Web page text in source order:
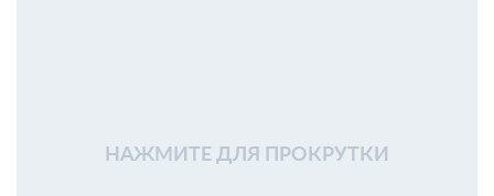
НАЖМИТЕ ДЛЯ ПРОКРУТКИ